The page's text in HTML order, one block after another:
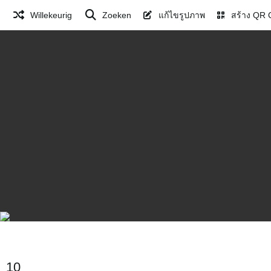
Willekeurig Zoeken แก้ไขรูปภาพ สร้าง QR
10